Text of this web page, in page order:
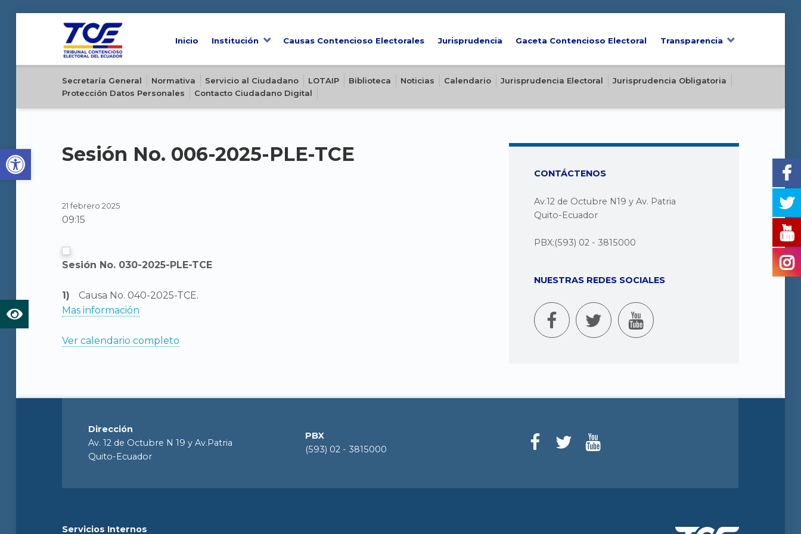
Open toolbar
Inicio Institución Causas Contencioso Electorales Jurisprudencia Gaceta Contencioso Electoral Transparencia
Secretaría General Normativa Servicio al Ciudadano LOTAIP Biblioteca Noticias Calendario Jurisprudencia Electoral
Jurisprudencia Obligatoria
Protección Datos Personales
Contacto Ciudadano Digital
Sesión No. 006-2025-PLE-TCE
21 febrero 2025
09:15
Sesión No. 030-2025-PLE-TCE
Causa No. 040-2025-TCE.
Mas información
Ver calendario completo
CONTÁCTENOS
Av.12 de Octubre N19 y Av. Patria
Quito-Ecuador
PBX:(593) 02 - 3815000
NUESTRAS REDES SOCIALES
Dirección
Av. 12 de Octubre N 19 y Av.Patria
Quito-Ecuador
PBX
(593) 02 - 3815000
Servicios Internos